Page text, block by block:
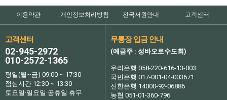
이용약관 개인정보처리방침 전국서원안내 고객센터
고객센터
02-945-2972
010-2572-1365
평일(월~금) 09:00 ~ 17:30
점심시간 12:30 ~ 13:30
토요일·일요일·공휴일 휴무
무통장 입금 안내
(예금주 : 성바오로수도회)
우리은행 058-220-616-13-003
국민은행 017-001-04-003671
신한은행 14000-92-06886
농협 051-01-360-796